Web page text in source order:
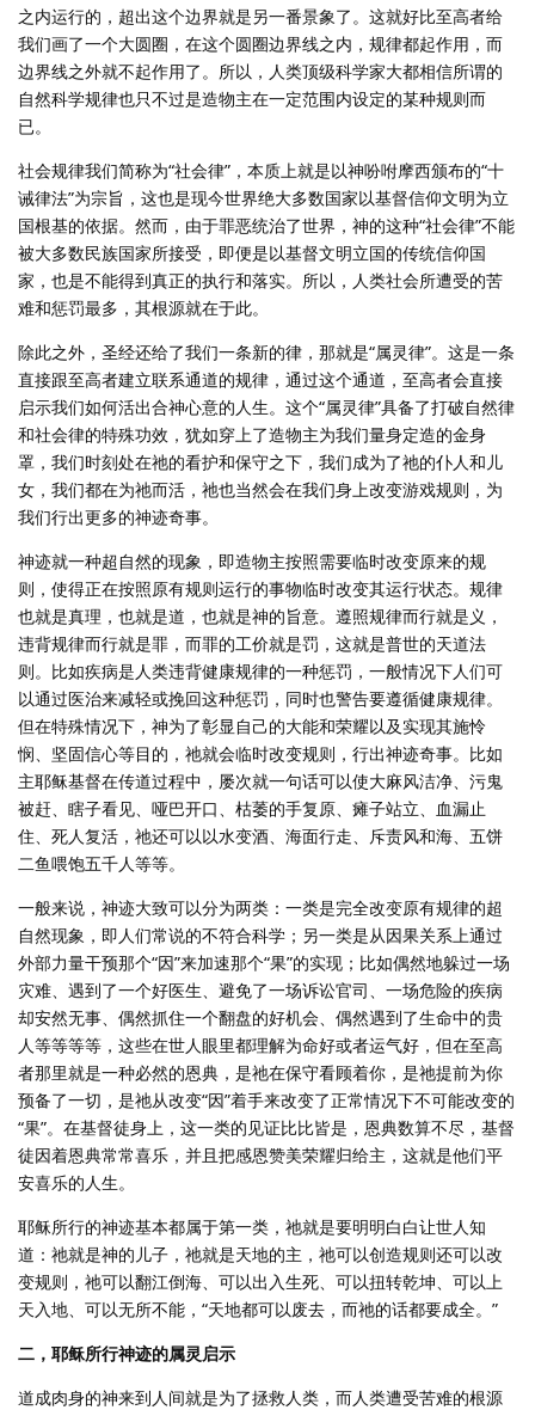
之内运行的，超出这个边界就是另一番景象了。这就好比至高者给
我们画了一个大圆圈，在这个圆圈边界线之内，规律都起作用，而
边界线之外就不起作用了。所以，人类顶级科学家大都相信所谓的
自然科学规律也只不过是造物主在一定范围内设定的某种规则而
已。
社会规律我们简称为“社会律”，本质上就是以神吩咐摩西颁布的“十
诫律法”为宗旨，这也是现今世界绝大多数国家以基督信仰文明为立
国根基的依据。然而，由于罪恶统治了世界，神的这种“社会律”不能
被大多数民族国家所接受，即便是以基督文明立国的传统信仰国
家，也是不能得到真正的执行和落实。所以，人类社会所遭受的苦
难和惩罚最多，其根源就在于此。
除此之外，圣经还给了我们一条新的律，那就是“属灵律”。这是一条
直接跟至高者建立联系通道的规律，通过这个通道，至高者会直接
启示我们如何活出合神心意的人生。这个“属灵律”具备了打破自然律
和社会律的特殊功效，犹如穿上了造物主为我们量身定造的金身
罩，我们时刻处在祂的看护和保守之下，我们成为了祂的仆人和儿
女，我们都在为祂而活，祂也当然会在我们身上改变游戏规则，为
我们行出更多的神迹奇事。
神迹就一种超自然的现象，即造物主按照需要临时改变原来的规
则，使得正在按照原有规则运行的事物临时改变其运行状态。规律
也就是真理，也就是道，也就是神的旨意。遵照规律而行就是义，
违背规律而行就是罪，而罪的工价就是罚，这就是普世的天道法
则。比如疾病是人类违背健康规律的一种惩罚，一般情况下人们可
以通过医治来减轻或挽回这种惩罚，同时也警告要遵循健康规律。
但在特殊情况下，神为了彰显自己的大能和荣耀以及实现其施怜
悯、坚固信心等目的，祂就会临时改变规则，行出神迹奇事。比如
主耶稣基督在传道过程中，屡次就一句话可以使大麻风洁净、污鬼
被赶、瞎子看见、哑巴开口、枯萎的手复原、瘫子站立、血漏止
住、死人复活，祂还可以以水变酒、海面行走、斥责风和海、五饼
二鱼喂饱五千人等等。
一般来说，神迹大致可以分为两类：一类是完全改变原有规律的超
自然现象，即人们常说的不符合科学；另一类是从因果关系上通过
外部力量干预那个“因”来加速那个“果”的实现；比如偶然地躲过一场
灾难、遇到了一个好医生、避免了一场诉讼官司、一场危险的疾病
却安然无事、偶然抓住一个翻盘的好机会、偶然遇到了生命中的贵
人等等等等，这些在世人眼里都理解为命好或者运气好，但在至高
者那里就是一种必然的恩典，是祂在保守看顾着你，是祂提前为你
预备了一切，是祂从改变“因”着手来改变了正常情况下不可能改变的
“果”。在基督徒身上，这一类的见证比比皆是，恩典数算不尽，基督
徒因着恩典常常喜乐，并且把感恩赞美荣耀归给主，这就是他们平
安喜乐的人生。
耶稣所行的神迹基本都属于第一类，祂就是要明明白白让世人知
道：祂就是神的儿子，祂就是天地的主，祂可以创造规则还可以改
变规则，祂可以翻江倒海、可以出入生死、可以扭转乾坤、可以上
天入地、可以无所不能，“天地都可以废去，而祂的话都要成全。”
二，耶稣所行神迹的属灵启示
道成肉身的神来到人间就是为了拯救人类，而人类遭受苦难的根源